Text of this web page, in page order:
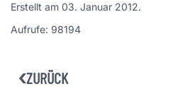
Erstellt am 03. Januar 2012.
Aufrufe: 98194
ZURÜCK